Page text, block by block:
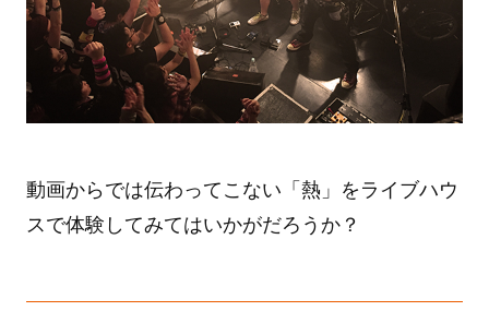
動画からでは伝わってこない「熱」をライブハウ
スで体験してみてはいかがだろうか？